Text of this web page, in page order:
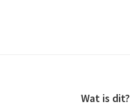
Wat is dit?